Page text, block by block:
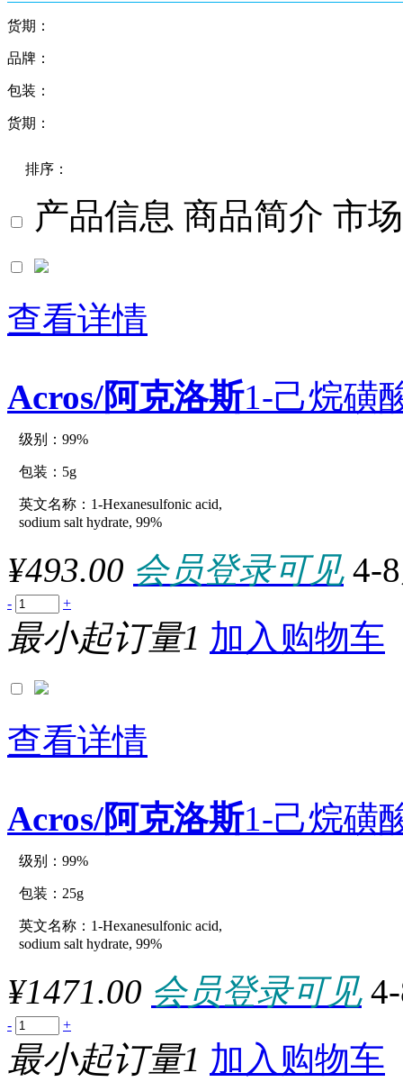
货期：
品牌：
Alfa
TCI
Acros
包装：
(c)10g
(c)1g
(c)50g
(c)5g
*10x10cm
*10x150mm
*10x1g
*2x10cm
*2x2.5kg
*2x2.5L
*2x25g
*2x500g
*2x50m
*3x500g
*4x100ml
*4x1pint
*4x210g
*4x250g
*4x25g
*4x4L
*4x500ml
*4x940ml
*5x100g
*5x100m
*5x100ml
*5x10cm
*5x10g
*5x150mm
*5x150x270mm
货期：
排序：
默认
品牌
产品信息 商品简介 市
查看详情
Acros/阿克洛斯1-己烷磺
原厂型号：C20612-5g
参数：
级别：99%
包装：5g
英文名称：1-Hexanesulfonic acid,
sodium salt hydrate, 99%
¥493.00 会员登录可见 4-
- +
最小起订量1 加入购物车
查看详情
Acros/阿克洛斯1-己烷磺
原厂型号：C20612-25g
参数：
级别：99%
包装：25g
英文名称：1-Hexanesulfonic acid,
sodium salt hydrate, 99%
¥1471.00 会员登录可见
- +
最小起订量1 加入购物车